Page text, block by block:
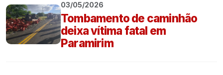
03/05/2026
Tombamento de caminhão
deixa vítima fatal em
Paramirim